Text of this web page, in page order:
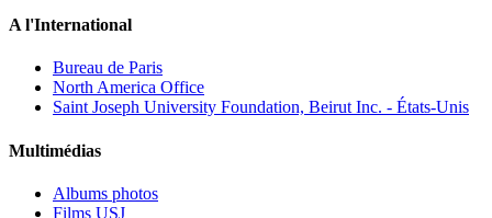
A l'International
Bureau de Paris
North America Office
Saint Joseph University Foundation, Beirut Inc. - États-Unis
Multimédias
Albums photos
Films USJ